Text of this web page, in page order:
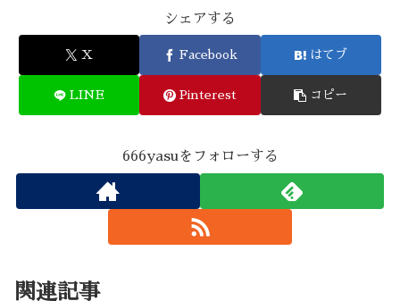
シェアする
X Facebook はてブ
LINE Pinterest コピー
666yasuをフォローする
関連記事